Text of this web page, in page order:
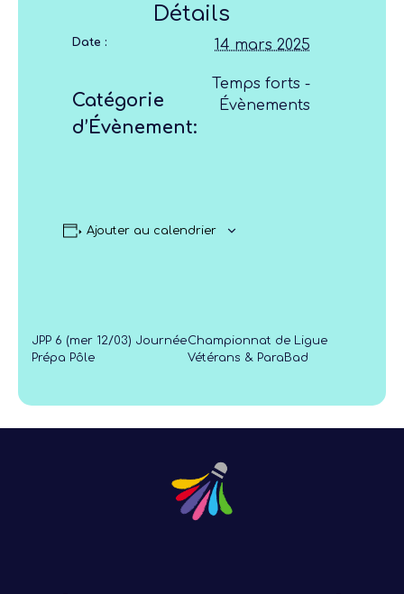
Détails
Date : 14 mars 2025
Catégorie
d’Évènement:
Temps forts -
Évènements
Ajouter au calendrier
JPP 6 (mer 12/03) Journée
Prépa Pôle
Championnat de Ligue
Vétérans & ParaBad